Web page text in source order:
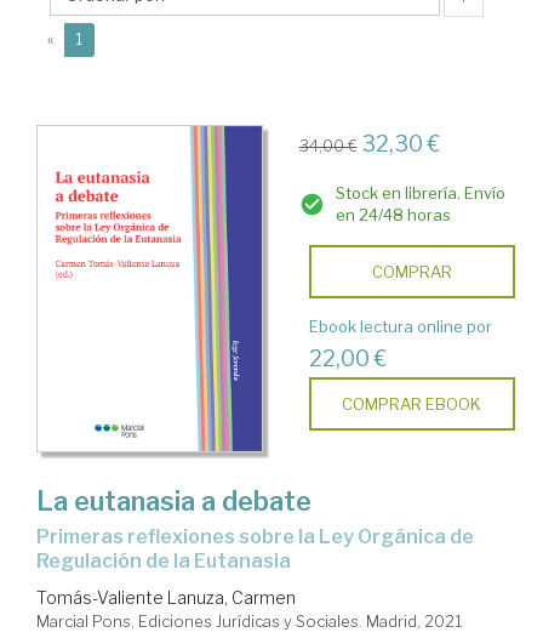
Carmen
« 1
34,00 € 32,30 €
Stock en librería. Envío
en 24/48 horas
COMPRAR
Ebook lectura online por
22,00 €
COMPRAR EBOOK
La eutanasia a debate
primeras reflexiones sobre la Ley Orgánica de
Regulación de la Eutanasia
Tomás-Valiente Lanuza, Carmen
Marcial Pons, Ediciones Jurídicas y Sociales. Madrid, 2021